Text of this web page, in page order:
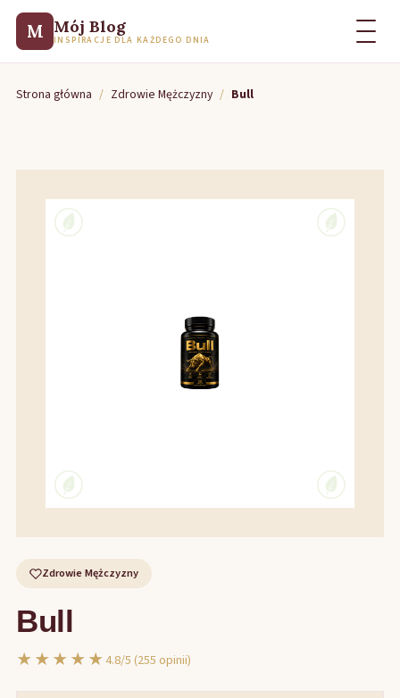
M Mój Blog
INSPIRACJE DLA KAŻDEGO DNIA
Strona główna / Zdrowie Mężczyzny / Bull
Zdrowie Mężczyzny
Bull
★★★★★4.8/5 (255 opinii)